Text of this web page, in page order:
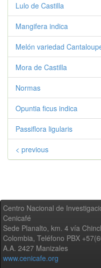
Lulo de Castilla
Mangifera indica
Melón variedad
Mora de Castilla
Normas
Opuntia ficus indica
Passiflora ligularis
< previous
Centro Nacional de
Cenicafé
Sede Planalto, km. 4 vía
Colombia, Teléfono PBX
A.A. 2427 Manizales
www.cenicafe.org